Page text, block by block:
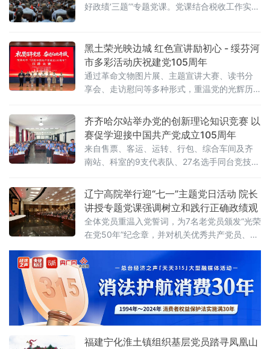
好政绩‘三题’”专题党课。党课结合税收工作实
实担当，把为民惠企
黑土荣光映边城 红色宣讲励初心 - 绥芬河
市多彩活动庆祝建党105周年
通过革命文物图片展、主题宣讲大赛、读书分
享会、走访慰问等多种形式，重温党的光辉历
日，“黑土荣光 薪火相传——黑龙江革命文物图
片展”在绥芬河市博物馆正式开展。展览由东北
烈士纪念馆、绥芬河市委组织部
齐齐哈尔站举办党的创新理论知识竞赛 以
赛促学迎接中国共产党成立105周年
来自售票、客运、运转、行包、综合车间及齐
南站、科室的9支代表队、27名选手同台竞技，
理论武装走深走实。此次竞赛设置必答题、抢
答题、风险题及加赛题四个环节，内容涵盖党
史基础知识、党的二十大及二十届
辽宁高院举行迎“七一”主题党日活动 院长
讲授专题党课强调树立和践行正确政绩观
全体党员重温入党誓词，为7名老党员颁发“光荣
在党50年”纪念章，并对机关优秀共产党员、优
高级人民法院党组书记、院长葛迪出席活动，
并以“树立和践行正确政绩观，打基础、抓落
实、树形象，奋力推进全省法院工作高质量发
展”为题，为全体干警讲
福建宁化淮土镇组织基层党员踏寻凤凰山